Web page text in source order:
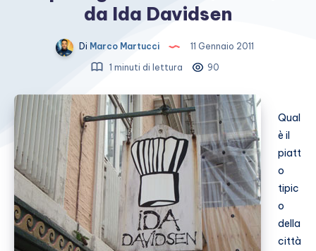
da Ida Davidsen
Di Marco Martucci
11 Gennaio 2011
1 minuti di lettura
90
Qual
è il
piatt
o
tipic
o
della
città